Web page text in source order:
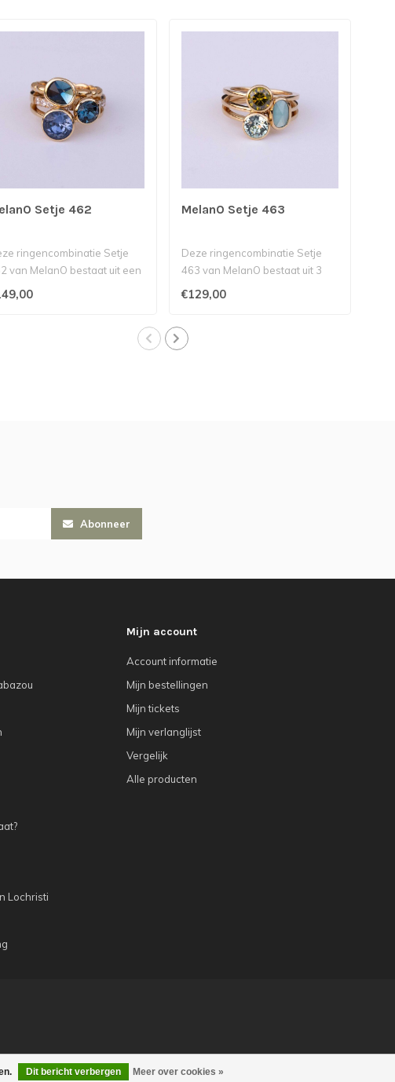
Setje 462
ringencombinatie Setje
van MelanO bestaat uit een
ring met een 8..
MelanO Setje 463
Deze ringencombinatie Setje
463 van MelanO bestaat uit 3
Twisted Petite ringen m..
€129,00
Dit bericht verbergen Meer over cookies »
Abonneer
Lochristi
Mijn account
Account informatie
Mijn bestellingen
Mijn tickets
Mijn verlanglijst
Vergelijk
Alle producten